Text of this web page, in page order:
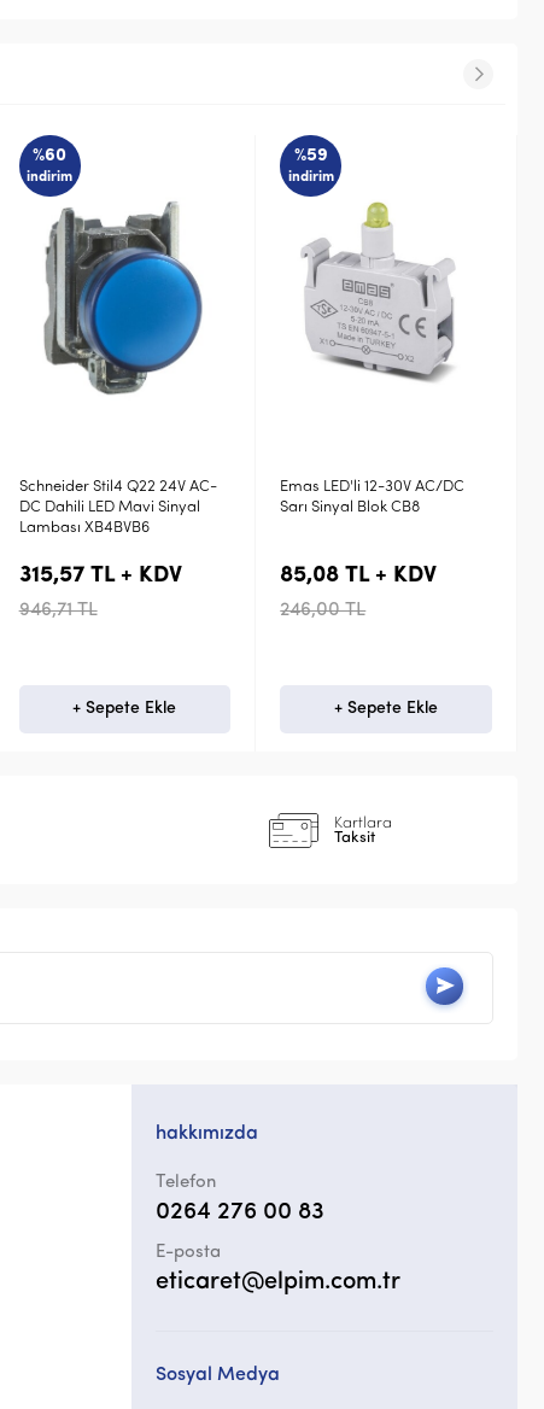
%59
indirim
Emas LED'li 12-30V AC/DC
Sarı Sinyal Blok CB8
85,08 TL + KDV
246,00 TL
+ Sepete Ekle
%59
indirim
Emas Sarı LED 12-30V AC/DC
Sinyal Lambası B080XS
126,99 TL + KDV
367,20 TL
+ Sepete Ekle
Kartlara
Taksit
hakkımızda
Telefon
0264 276 00 83
E-posta
eticaret@elpim.com.tr
Sosyal Medya